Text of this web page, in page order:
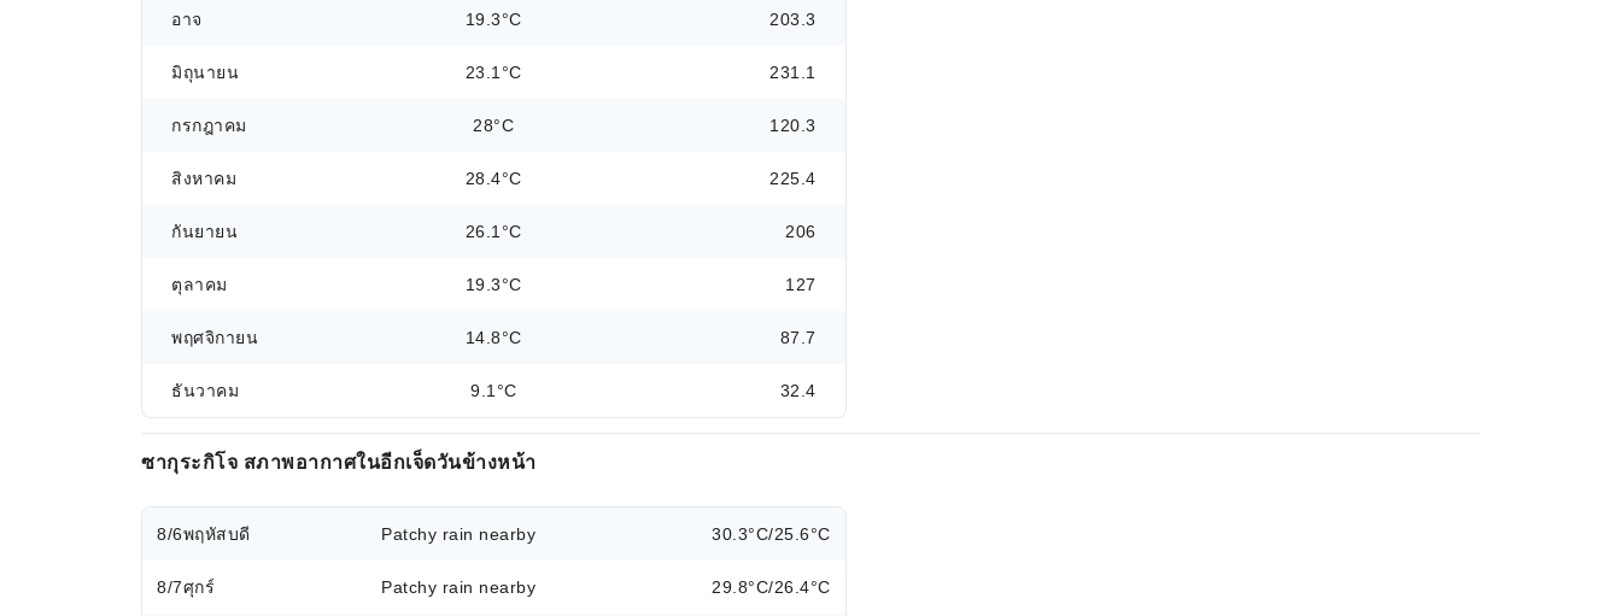
อาจ 19.3°C 203.3
มิถุนายน 23.1°C 231.1
กรกฎาคม 28°C 120.3
สิงหาคม 28.4°C 225.4
กันยายน 26.1°C 206
ตุลาคม 19.3°C 127
พฤศจิกายน 14.8°C 87.7
ธันวาคม 9.1°C 32.4
ซากุระกิโจ สภาพอากาศในอีกเจ็ดวันข้างหน้า
8/6พฤหัสบดี Patchy rain nearby 30.3°C/25.6°C
8/7ศุกร์ Patchy rain nearby 29.8°C/26.4°C